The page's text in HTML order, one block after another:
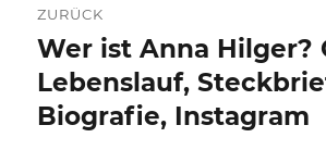
ZURÜCK
Vorheriger
Beitrag:
Wer ist Anna Hilger?
Lebenslauf,
Biografie, Instagram